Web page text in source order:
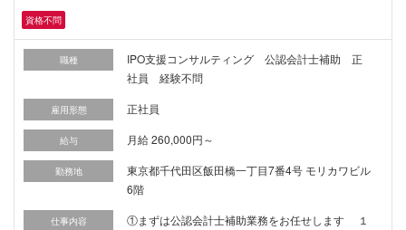
資格不問
職種
IPO支援コンサルティング 公認会計士補助 正
社員 経験不問
雇用形態 正社員
給与 月給 260,000円～
勤務地
東京都千代田区飯田橋一丁目7番4号 モリカワビル
6階
仕事内容
①まずは公認会計士補助業務をお任せします １